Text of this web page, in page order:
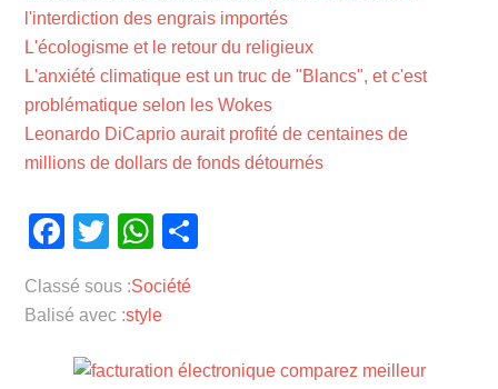
l'interdiction des engrais importés
L'écologisme et le retour du religieux
L'anxiété climatique est un truc de "Blancs", et c'est
problématique selon les Wokes
Leonardo DiCaprio aurait profité de centaines de
millions de dollars de fonds détournés
Facebook
TwitterWhatsApp
Classé sous :Société
Balisé avec :style